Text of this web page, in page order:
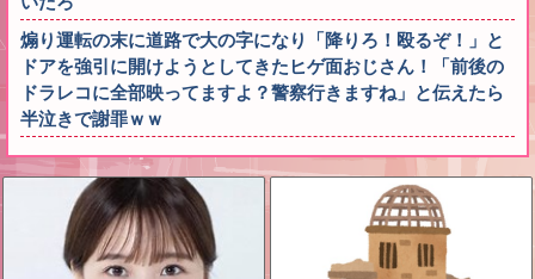
煽り運転の末に道路で大の字になり「降りろ！殴るぞ！」と
ドアを強引に開けようとしてきたヒゲ面おじさん！「前後の
ドラレコに全部映ってますよ？警察行きますね」と伝えたら
半泣きで謝罪ｗｗ